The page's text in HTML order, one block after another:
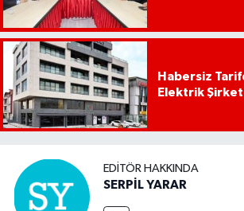
Habersiz
Elektrik
EDITÖR HAKKINDA
SERPİL YARAR